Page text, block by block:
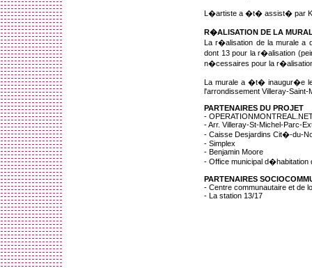
L�artiste a �t� assist� par
R�ALISATION DE LA
La r�alisation de la murale
dont 13 pour la r�alisation
n�cessaires pour la
La murale a �t� inaugur�e le
l'arrondissement Villeray-Saint-
PARTENAIRES DU PROJET
-
- Arr. Villeray-St-Michel-Parc-
- Caisse Desjardins Cit�-du-
- Simplex
- Benjamin Moore
- Office municipal
PARTENAIRES
- Centre communautaire et de
- La station 13/17